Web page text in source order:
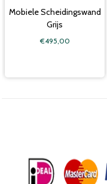
Mobiele Scheidingswand
Grijs
€495,00